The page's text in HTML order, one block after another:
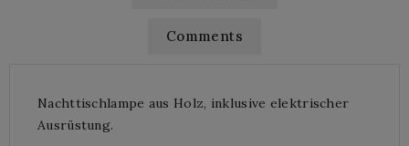
Comments
Nachttischlampe aus Holz, inklusive elektrischer
Ausrüstung.